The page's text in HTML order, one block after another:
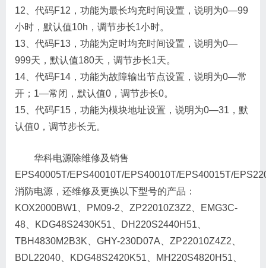
12、代码F12，功能为最长均充时间设置，说明为0—99
小时，默认值10h，调节步长1小时。
13、代码F13，功能为定时均充时间设置，说明为0—
999天，默认值180天，调节步长1天。
14、代码F14，功能为故障输出节点设置，说明为0—常
开；1—常闭，默认值0，调节步长0。
15、代码F15，功能为模块地址设置，说明为0—31，默
认值0，调节步长无。
华科电源除维修及销售
EPS40005T/EPS40010T/EPS40010T/EPS40015T/
消防电源，还维修及更换以下型号的产品：
KOX2000BW1、PM09-2、ZP22010Z3Z2、EMG3C-
48、KDG48S2430K51、DH220S2440H51、
TBH4830M2B3K、GHY-230D07A、ZP22010Z4Z2、
BDL22040、KDG48S2420K51、MH220S4820H51、